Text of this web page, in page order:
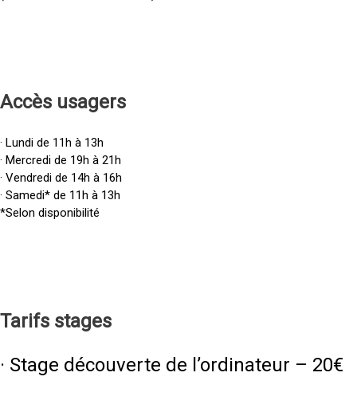
Accès usagers
· Lundi de 11h à 13h
· Mercredi de 19h à 21h
· Vendredi de 14h à 16h
· Samedi* de 11h à 13h
*Selon disponibilité
Tarifs stages
· Stage découverte de l’ordinateur – 20€